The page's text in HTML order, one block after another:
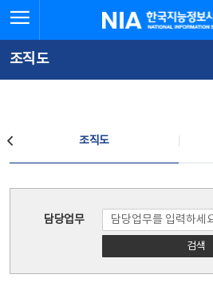
문
로
가
체
뉴
바
가
한국지능정보사회진흥원
조직도
조직도
담당업무
검색